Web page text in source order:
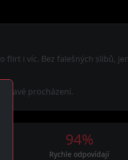
flirt i víc. Bez falešných slibů,
procházení.
94%
Rychle odpovídají